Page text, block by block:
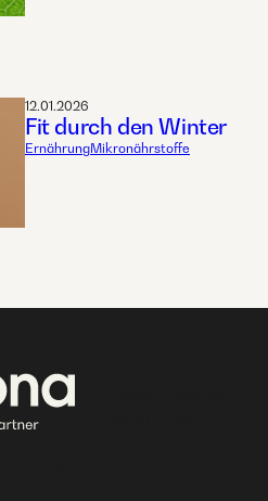
12.01.2026
Fit durch den Winter
ErnährungMikronährstoffe